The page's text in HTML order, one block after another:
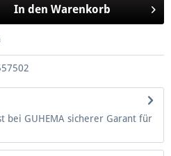
In den Warenkorb
bei GUHEMA sicherer Garant für